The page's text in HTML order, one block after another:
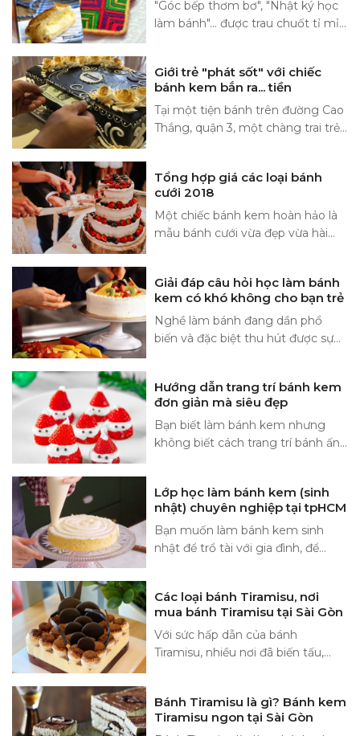
của vị rượu và thêm cái thơm béo
của kem mascarpone cheese...
"Góc bếp thơm bơ", "Nhật ký học
làm bánh"... được trau chuốt tỉ mỉ
qua với...
Giới trẻ "phát sốt" với chiếc
bánh kem bắn ra... tiền
Tại một tiện bánh trên đường Cao
Thắng, quận 3, một chàng trai trẻ
tiền...
Tổng hợp giá các loại bánh
cưới 2018
Một chiếc bánh kem hoàn hảo là
mẫu bánh cưới vừa đẹp vừa hài
truyền thống được...
Giải đáp câu hỏi học làm bánh
kem có khó không cho bạn trẻ
Nghề làm bánh đang dần phổ
biến và đặc biệt thu hút được sự
nhiều người...
Hướng dẫn trang trí bánh kem
đơn giản mà siêu đẹp
Bạn biết làm bánh kem nhưng
không biết cách trang trí bánh ấn
có thể tìm hiểu...
Lớp học làm bánh kem (sinh
nhật) chuyên nghiệp tại tpHCM
Bạn muốn làm bánh kem sinh
nhật để trổ tài với gia đình, để
bánh chuyên...
Các loại bánh Tiramisu, nơi
mua bánh Tiramisu tại Sài Gòn
Với sức hấp dẫn của bánh
Tiramisu, nhiều nơi đã biến tấu,
Tiramisu bằng các hương vị khác
nhau như: Tiramisu trà xanh,
Bánh Tiramisu là gì? Bánh kem
Tiramisu ngon tại Sài Gòn